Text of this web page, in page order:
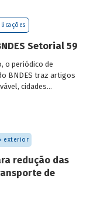
Setorial 59
o periódico de
BNDES traz artigos
cidades
exterior
redução das
de